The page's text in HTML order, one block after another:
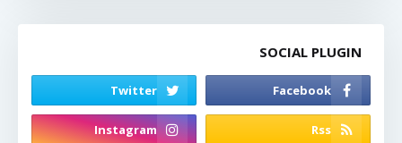
SOCIAL PLUGIN